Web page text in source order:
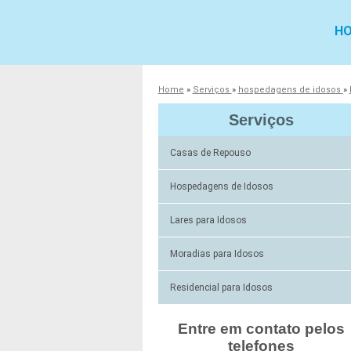
Home » Serviços » hospedagens de idosos »
Serviços
Casas de Repouso
Hospedagens de Idosos
Lares para Idosos
Moradias para Idosos
Residencial para Idosos
Entre em contato pelos
telefones